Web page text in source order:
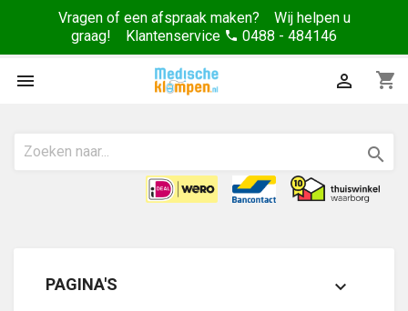
Vragen of een afspraak maken? Wij helpen u
graag! Klantenservice phone 0488 - 484146
 shopping_cart


PAGINA'S 